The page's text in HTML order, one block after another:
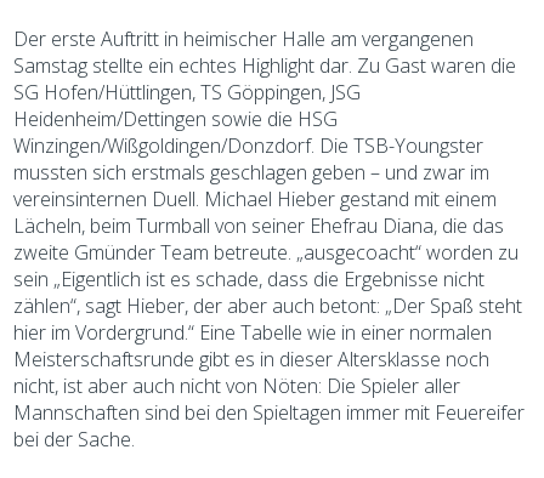
Der erste Auftritt in heimischer Halle am vergangenen
Samstag stellte ein echtes Highlight dar. Zu Gast waren die
SG Hofen/Hüttlingen, TS Göppingen, JSG
Heidenheim/Dettingen sowie die HSG
Winzingen/Wißgoldingen/Donzdorf. Die TSB-Youngster
mussten sich erstmals geschlagen geben – und zwar im
vereinsinternen Duell. Michael Hieber gestand mit einem
Lächeln, beim Turmball von seiner Ehefrau Diana, die das
zweite Gmünder Team betreute. „ausgecoacht“ worden zu
sein „Eigentlich ist es schade, dass die Ergebnisse nicht
zählen“, sagt Hieber, der aber auch betont: „Der Spaß steht
hier im Vordergrund.“ Eine Tabelle wie in einer normalen
Meisterschaftsrunde gibt es in dieser Altersklasse noch
nicht, ist aber auch nicht von Nöten: Die Spieler aller
Mannschaften sind bei den Spieltagen immer mit Feuereifer
bei der Sache.